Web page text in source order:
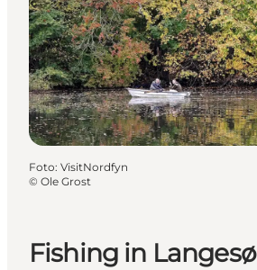
Dove dormire
Pianifica il viaggio
Fishing in Langesø
Foto: VisitNordfyn
© Ole Grost